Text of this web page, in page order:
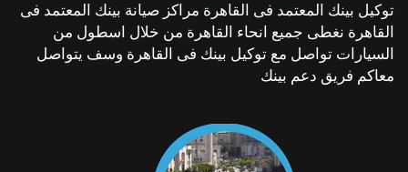
توكيل بينك المعتمد فى القاهرة مراكز صيانة بينك المعتمد فى
القاهرة نغطى جميع انحاء القاهرة من خلال اسطول من
السيارات تواصل مع توكيل بينك فى القاهرة وسف يتواصل
معاكم فريق دعم بينك